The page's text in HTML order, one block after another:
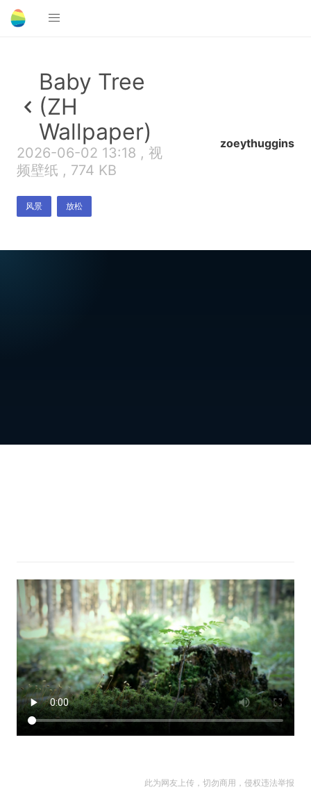
Baby Tree
(ZH
Wallpaper)
2026-06-02 13:18 , 视
频壁纸 , 774 KB
风景 放松
zoeythuggins
此为网友上传，切勿商用，侵权违法举报